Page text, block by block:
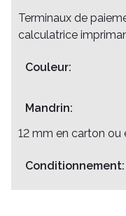
Terminaux de
calculatrice
Couleur:
Mandrin:
12 mm en carton ou
Conditionnement: